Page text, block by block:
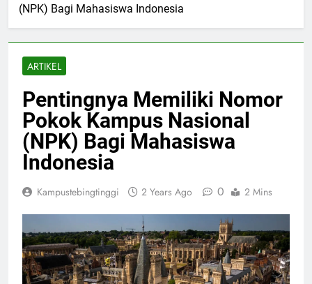
(NPK) Bagi Mahasiswa Indonesia
ARTIKEL
Pentingnya Memiliki Nomor
Pokok Kampus Nasional
(NPK) Bagi Mahasiswa
Indonesia
Kampustebingtinggi 2 Years Ago 0 2 Mins